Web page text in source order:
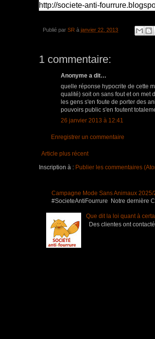
http://societe-anti-
Publié par SR à janvier 22, 2013
1 commentaire:
Anonyme a dit…
quelle réponse hypocrite de cette
qualité) soit on sans fout et on met
les gens s'en foute de porter des
pouvoirs public s'en foutent
26 janvier 2013 à 12:41
Enregistrer un commentaire
Article plus récent
Inscription à : Publier les commentaires
Campagne Mode Sans Animaux 2025/
#SocieteAntiFourrure Notre dernière
Que dit la loi quant à
Des clientes ont